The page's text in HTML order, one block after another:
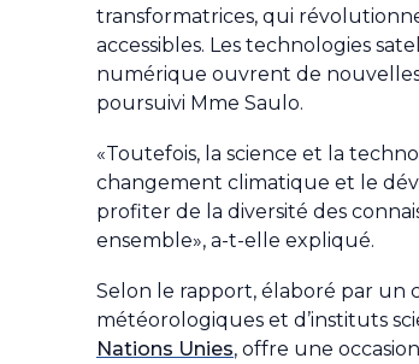
transformatrices, qui
accessibles. Les technologies
numérique ouvrent de nouvelles
poursuivi Mme Saulo.
«Toutefois, la science et la
changement climatique et le
profiter de la diversité des
ensemble», a-t-elle expliqué.
Selon le rapport, élaboré par un
météorologiques et d’instituts
Nations Unies, offre une